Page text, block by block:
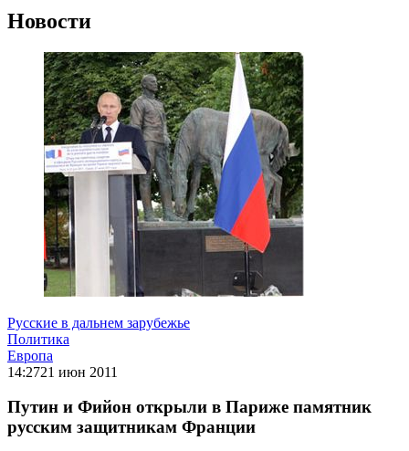
Новости
Русские в дальнем зарубежье
Политика
Европа
14:2721 июн 2011
Путин и Фийон открыли в Париже памятник
русским защитникам Франции